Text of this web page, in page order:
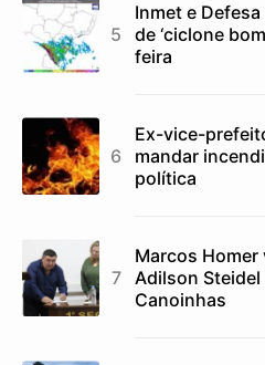
Inmet e
de ‘ciclone
feira
Ex-vice-
mandar
política
Marcos Homer
Adilson
Canoinhas